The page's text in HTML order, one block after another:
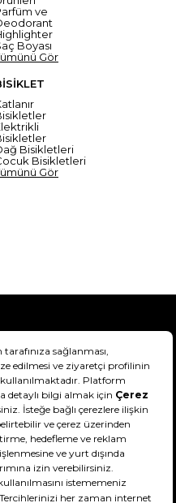
ve
Boyası
Gör
Bisikletleri
Bisikletleri
Gör
Bilgisi
& Koşullar